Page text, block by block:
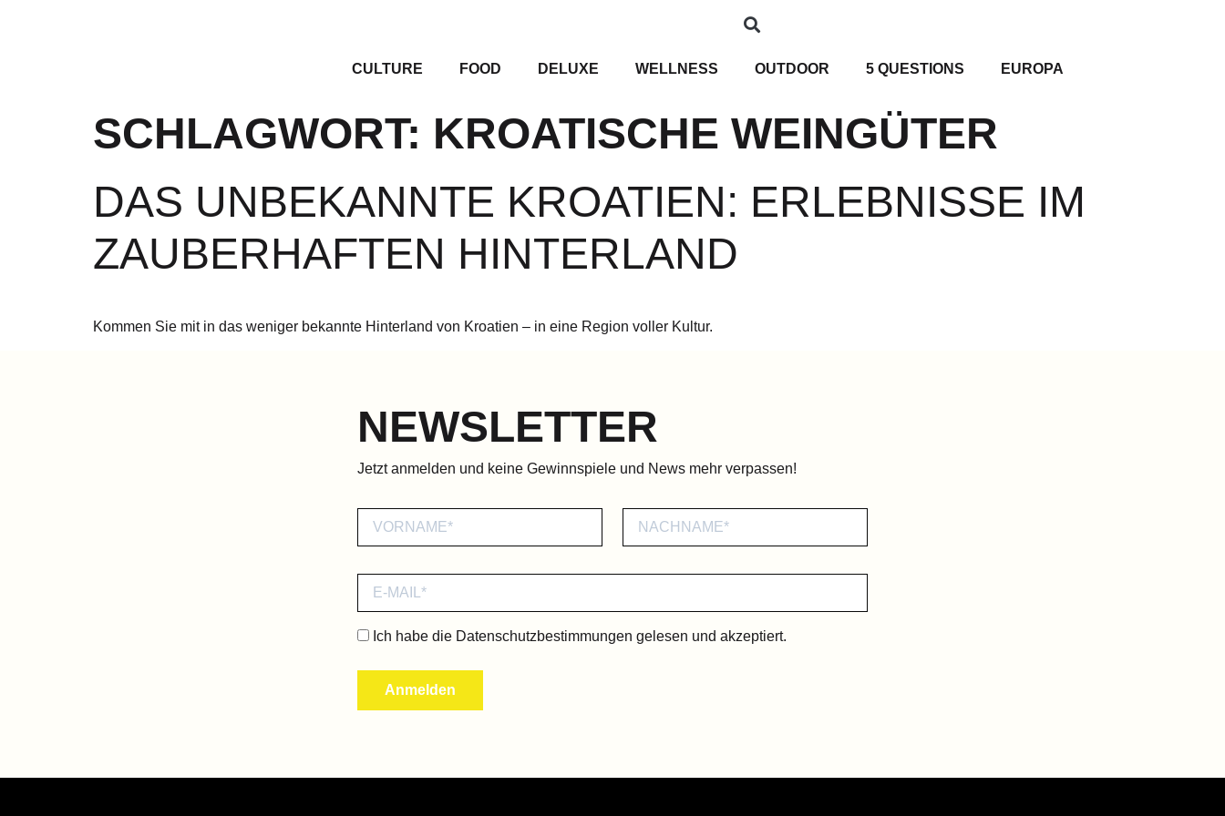
CULTURE FOOD DELUXE WELLNESS OUTDOOR 5 QUESTIONS EUROPA
SCHLAGWORT: KROATISCHE WEINGÜTER
DAS UNBEKANNTE KROATIEN: ERLEBNISSE IM
ZAUBERHAFTEN HINTERLAND
Kommen Sie mit in das weniger bekannte Hinterland von Kroatien – in eine Region voller Kultur.
NEWSLETTER
Jetzt anmelden und keine Gewinnspiele und News mehr verpassen!
Ich habe die Datenschutzbestimmungen gelesen und akzeptiert.